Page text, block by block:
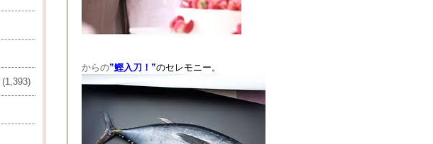
(1,393)
からの”鰹入刀！”のセレモニー。